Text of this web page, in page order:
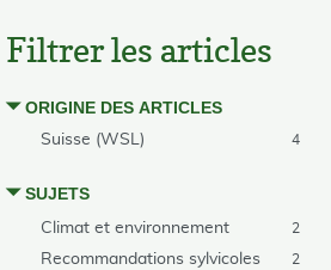
Filtrer les articles
ORIGINE DES ARTICLES
Suisse (WSL) 4
SUJETS
Climat et environnement 2
Recommandations sylvicoles 2